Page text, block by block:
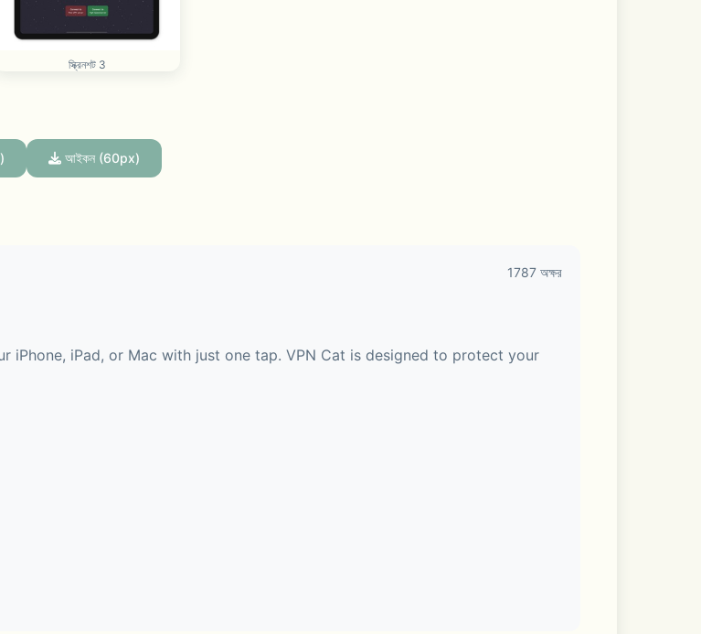
স্ক্রিনশট 3
আইকন (60px)
1787 অক্ষর
iPhone, iPad, or Mac with just one tap. VPN Cat is designed to protect your
developed by VPN Cat, you’ll experience stable and secure connections
in just a single tap.